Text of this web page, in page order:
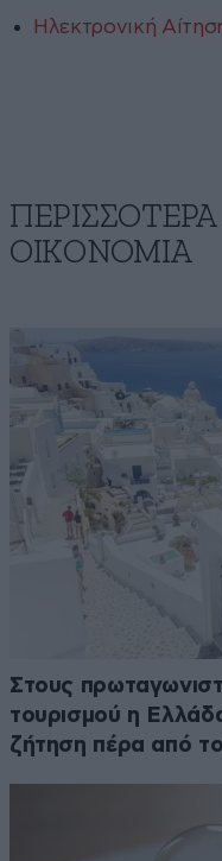
Ηλεκτρονική
ΟΙΚΟΝΟΜΙΑ
Στους
τουρισμού η
ζήτηση πέρα από το